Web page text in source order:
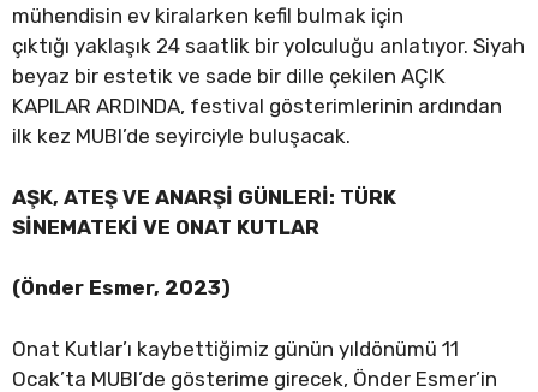
mühendisin ev kiralarken kefil bulmak için
çıktığı yaklaşık 24 saatlik bir yolculuğu anlatıyor. Siyah
beyaz bir estetik ve sade bir dille çekilen AÇIK
KAPILAR ARDINDA, festival gösterimlerinin ardından
ilk kez MUBI’de seyirciyle buluşacak.
AŞK, ATEŞ VE ANARŞİ GÜNLERİ: TÜRK
SİNEMATEKİ VE ONAT KUTLAR
(Önder Esmer, 2023)
Onat Kutlar’ı kaybettiğimiz günün yıldönümü 11
Ocak’ta MUBI’de gösterime girecek, Önder Esmer’in